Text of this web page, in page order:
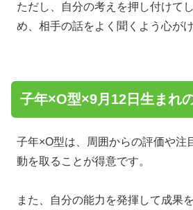
ただし、自分の考えを押し付けて
め、相手の話をよく聞くよう心が
子年×O型×9月12日生まれ
子年×O型は、周囲からの評価や注
動を取ることが得意です。
また、自分の能力を発揮して成果